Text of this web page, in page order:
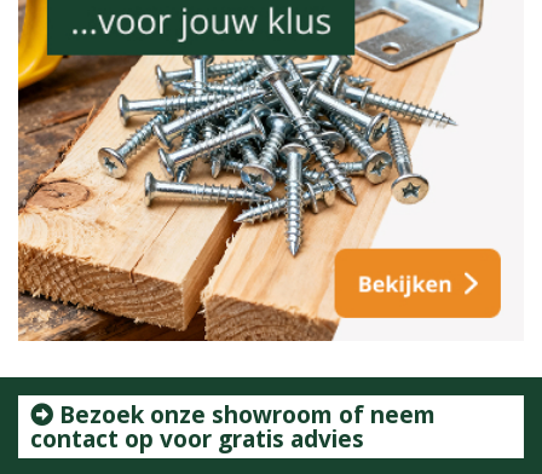
Bezoek onze showroom of neem
contact op voor gratis advies